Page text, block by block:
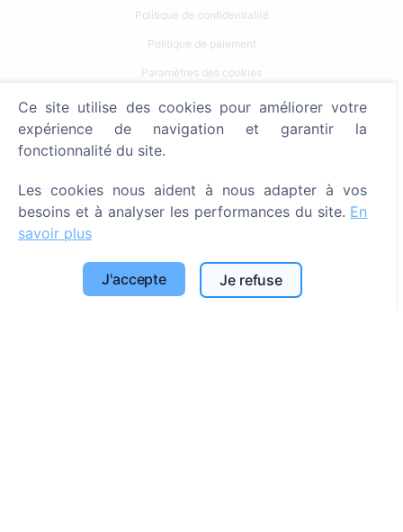
Politique de confidentialité
Politique de paiement
Paramètres des cookies
Recherche
Rechercher des défunts
Services
Contacts
UAB "Kapinių valdymo sprendimai", 304241197
Ce site utilise des cookies pour améliorer votre
expérience de navigation et garantir la
fonctionnalité du site.
Les cookies nous aident à nous adapter à vos
besoins et à analyser les performances du site. En
savoir plus
J'accepte Je refuse